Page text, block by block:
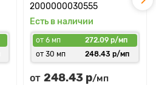
2000000030555
Есть в наличии
от 6 мп
272.09 р/мп
от 30 мп
248.43 р/мп
от 248.43 р/мп